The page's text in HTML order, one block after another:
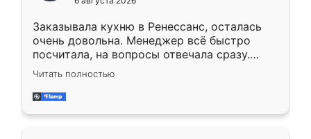
мебели буду заказывать только здесь.
Заказывала кухню в Ренессанс, осталась
очень довольна. Менеджер всё быстро
посчитала, на вопросы отвечала сразу.
Замерщик приехал в субботу, подошёл к
делу со всей ответственностью. Собрали
за день, ребята работали аккуратно, даже
Читать полностью